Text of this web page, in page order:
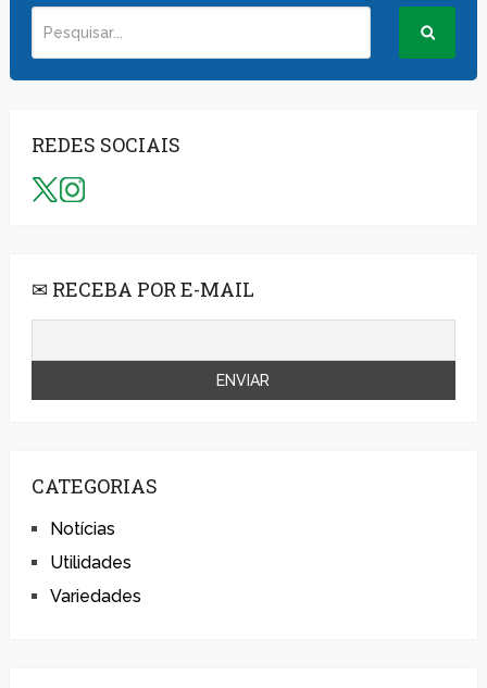
REDES SOCIAIS
✉ RECEBA POR E-MAIL
CATEGORIAS
Notícias
Utilidades
Variedades